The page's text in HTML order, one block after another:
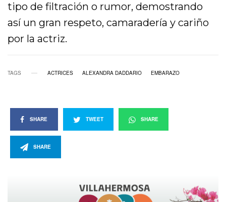
tipo de filtración o rumor, demostrando
así un gran respeto, camaradería y cariño
por la actriz.
TAGS ACTRICES ALEXANDRA DADDARIO EMBARAZO
SHARE TWEET SHARE
SHARE